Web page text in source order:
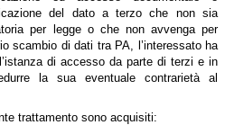
del dato a terzo che non sia
per legge o che non avvenga per
scambio di dati tra PA, l’interessato ha
di accesso da parte di terzi e in
la sua eventuale contrarietà al
trattamento sono acquisiti: